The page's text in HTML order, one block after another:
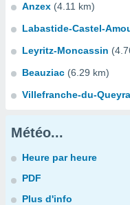
Anzex (4.11 km)
Labastide-Castel-
Leyritz-Moncassin
Beauziac (6.29 km)
Villefranche-du-
Météo...
Heure par heure
PDF
Plus d'info